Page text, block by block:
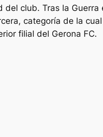
club. Tras la Guerra
categoría de la
filial del Gerona FC.